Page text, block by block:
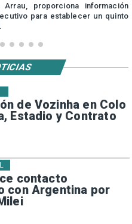
proporciona información
para establecer un quinto
de Vozinha en Colo
Estadio y Contrato
contacto
con Argentina por